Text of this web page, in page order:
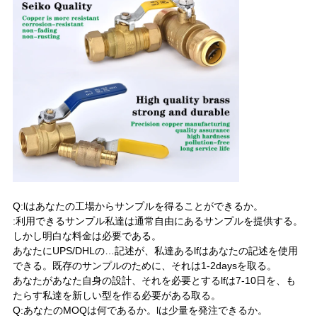
Q:lはあなたの工場からサンプルを得ることができるか。
:利用できるサンプル私達は通常自由にあるサンプルを提供する。
しかし明白な料金は必要である。
あなたにUPS/DHLの…記述が、私達あるlfはあなたの記述を使用
できる。既存のサンプルのために、それは1-2daysを取る。
あなたがあなた自身の設計、それを必要とするlfは7-10日を、も
たらす私達を新しい型を作る必要がある取る。
Q:あなたのMOQは何であるか。lは少量を発注できるか。